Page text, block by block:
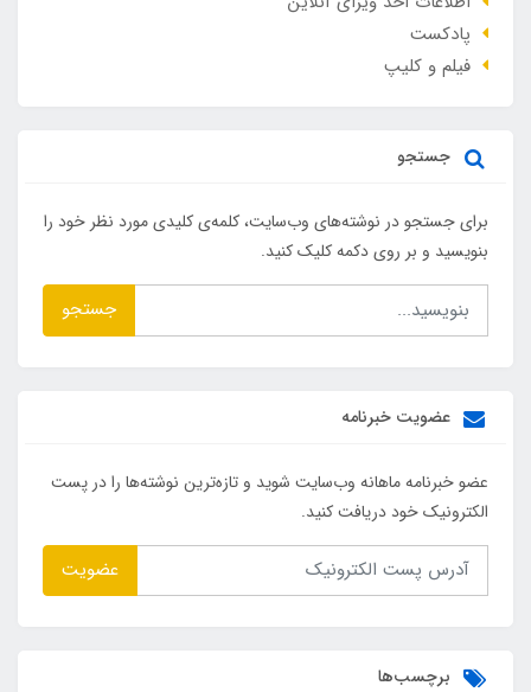
پادکست
فیلم و کلیپ
جستجو
برای جستجو در نوشته‌های وب‌سایت، کلمه‌ی کلیدی مورد نظر خود را
بنویسید و بر روی دکمه کلیک کنید.
جستجو
عضویت خبرنامه
عضو خبرنامه ماهانه وب‌سایت شوید و تازه‌ترین نوشته‌ها را در پست
الکترونیک خود دریافت کنید.
عضویت
برچسب‌ها